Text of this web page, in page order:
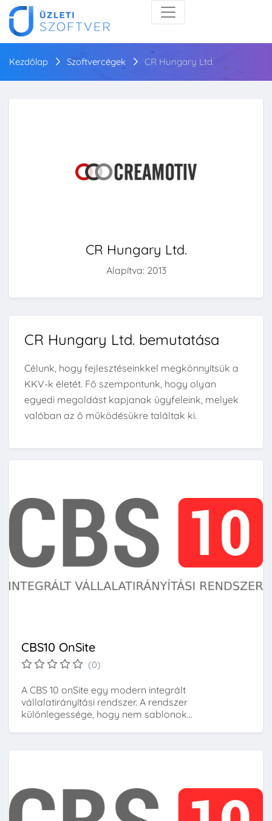
Kezdőlap Szoftvercégek CR Hungary Ltd.
CR Hungary Ltd.
Alapítva: 2013
CR Hungary Ltd. bemutatása
Célunk, hogy fejlesztéseinkkel megkönnyítsük a
KKV-k életét. Fő szempontunk, hogy olyan
egyedi megoldást kapjanak ügyfeleink, melyek
valóban az ő működésükre találtak ki.
CBS10 OnSite
(0)
A CBS 10 onSite egy modern integrált
vállalatirányítási rendszer. A rendszer
különlegessége, hogy nem sablonok...